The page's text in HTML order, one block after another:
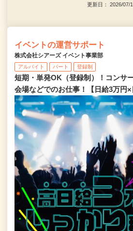
更新日： 2026/
イベントの運営サポート
株式会社シアーズ イベント事業部
アルバイト パート 登録制
短期・単発OK（登録制）！コンサ
会場などでのお仕事！【日給3万円×